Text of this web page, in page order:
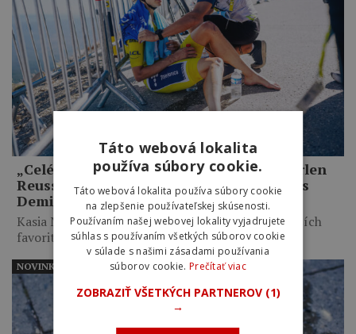
„Celé mi to pripadalo trochu hlúpe.“ Marlen
Reusser priznala zbytočné taktizovanie s
Demi Vollering na Mont Ventoux
Kasia Niewiadoma využila taktické váhanie najväčších
favoritiek, necelých desať kilometrov…
NOVINKY
Táto webová lokalita
používa súbory cookie.
Táto webová lokalita používa súbory cookie
na zlepšenie používateľskej skúsenosti.
Používaním našej webovej lokality vyjadrujete
súhlas s používaním všetkých súborov cookie
v súlade s našimi zásadami používania
súborov cookie. Prečítať viac
ZOBRAZIŤ VŠETKÝCH PARTNEROV (1)
→